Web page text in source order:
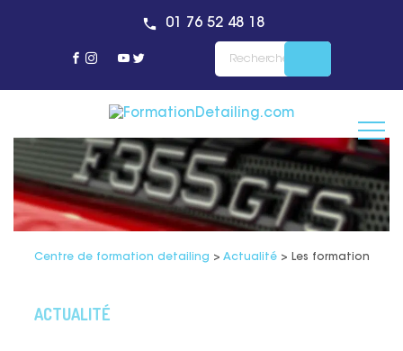
01 76 52 48 18
Centre de formation detailing > Actualité> Les formations
ACTUALITÉ